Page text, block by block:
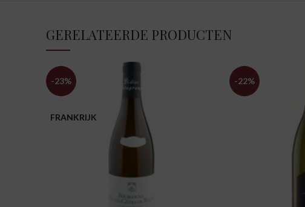
GERELATEERDE PRODUCTEN
-23%
FRANKRIJK
-22%